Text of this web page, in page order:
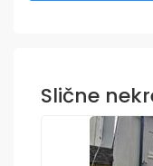
Slične